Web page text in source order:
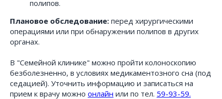
полипов.
Плановое обследование: перед хирургическими
операциями или при обнаружении полипов в других
органах.
В "Семейной клинике" можно пройти колоноскопию
безболезненно, в условиях медикаментозного сна (под
седацией). Уточнить информацию и записаться на
прием к врачу можно онлайн или по тел. 59-93-59.